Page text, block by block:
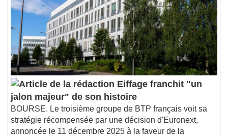
Eiffage franchit "un
jalon majeur" de son histoire
BOURSE. Le troisième groupe de BTP français voit sa
stratégie récompensée par une décision d'Euronext,